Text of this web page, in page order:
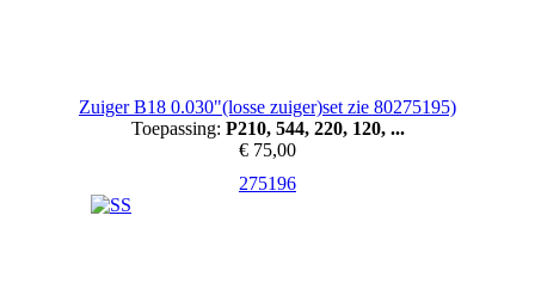
Zuiger B18 0.030"(losse zuiger)set zie 80275195)
Toepassing: P210, 544, 220, 120, ...
€ 75,00
275196